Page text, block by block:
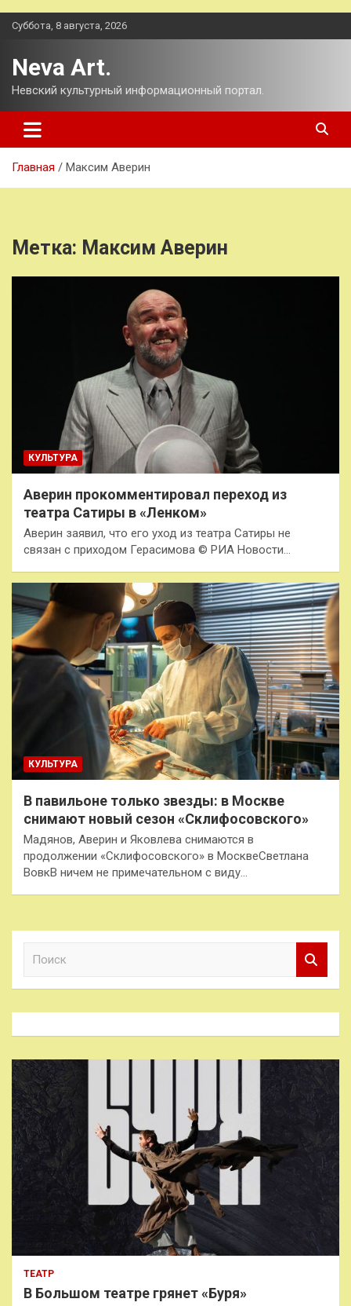
Перейти
Суббота, 8 августа, 2026
Neva Art.
Невский культурный информационный портал.
Главная Максим Аверин
Метка: Максим Аверин
КУЛЬТУРА
Аверин прокомментировал переход из
театра Сатиры в «Ленком»
Аверин заявил, что его уход из театра Сатиры не
связан с приходом Герасимова © РИА Новости…
КУЛЬТУРА
В павильоне только звезды: в Москве
снимают новый сезон «Склифосовского»
Мадянов, Аверин и Яковлева снимаются в
продолжении «Склифосовского» в МосквеСветлана
ВовкВ ничем не примечательном с виду…
к
ТЕАТР
В Большом театре грянет «Буря»